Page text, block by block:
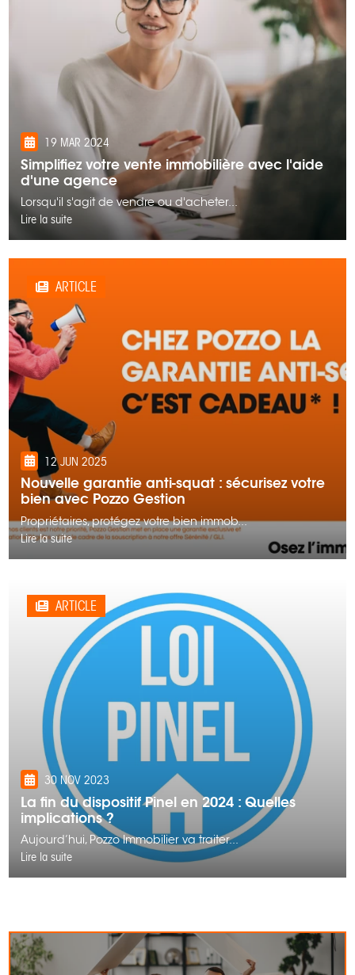
19 MAR 2024
Simplifiez votre vente immobilière avec l'aide
d'une agence
Lorsqu'il s'agit de vendre ou d'acheter...
Lire la suite
ARTICLE
12 JUN 2025
Nouvelle garantie anti-squat : sécurisez votre
bien avec Pozzo Gestion
Propriétaires, protégez votre bien immob...
Lire la suite
ARTICLE
30 NOV 2023
La fin du dispositif Pinel en 2024 : Quelles
implications ?
Aujourd’hui, Pozzo Immobilier va traiter...
Lire la suite